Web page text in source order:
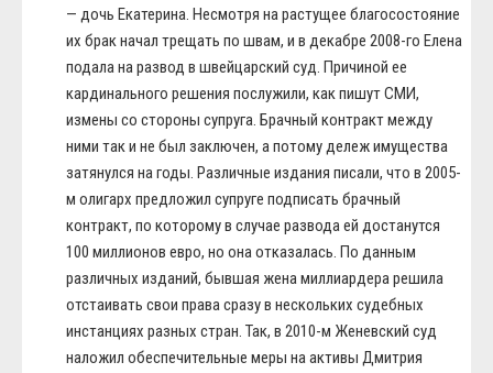
— дочь Екатерина. Несмотря на растущее благосостояние
их брак начал трещать по швам, и в декабре 2008-го Елена
подала на развод в швейцарский суд. Причиной ее
кардинального решения послужили, как пишут СМИ,
измены со стороны супруга. Брачный контракт между
ними так и не был заключен, а потому дележ имущества
затянулся на годы. Различные издания писали, что в 2005-
м олигарх предложил супруге подписать брачный
контракт, по которому в случае развода ей достанутся
100 миллионов евро, но она отказалась. По данным
различных изданий, бывшая жена миллиардера решила
отстаивать свои права сразу в нескольких судебных
инстанциях разных стран. Так, в 2010-м Женевский суд
наложил обеспечительные меры на активы Дмитрия